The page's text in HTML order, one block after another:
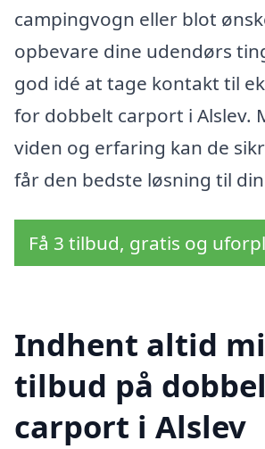
campingvogn eller blot
opbevare dine udendørs
god idé at tage kontakt til
for dobbelt carport i Alslev.
viden og erfaring kan de
får den bedste løsning til
Få 3 tilbud, gratis og
Indhent altid
tilbud på
carport i Alslev